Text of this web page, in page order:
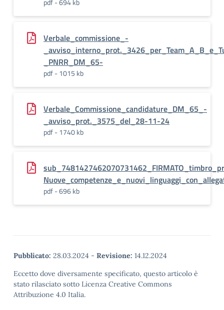
pdf - 694 kb
Verbale_commissione_-
_PNRR_DM_65-
pdf - 1015 kb
Verbale_Commissione_candidature_DM_65_-
_avviso_prot._3575_del_28-11-24
pdf - 1740 kb
pdf - 696 kb
Pubblicato: 28.03.2024 - Revisione: 14.12.2024
Eccetto dove diversamente specificato, questo articolo è
stato rilasciato sotto Licenza Creative Commons
Attribuzione 4.0 Italia.